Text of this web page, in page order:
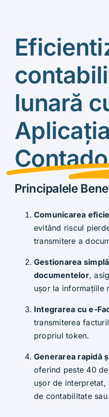
lunară
Aplicația
Principalele
Comunicarea
evitând riscul
transmitere a
Gestionarea
documentelor,
ușor la informațiile
Integrarea cu e-
transmiterea
propriul token.
Generarea rapidă
oferind peste 40
ușor de interpretat,
de contabilitate